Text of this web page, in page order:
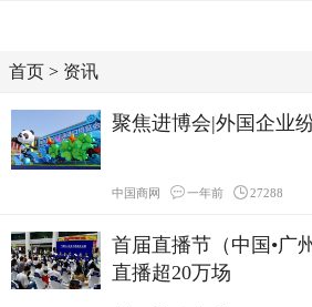
首页 > 资讯
聚焦进博会|外国企业
中国商网 一年前 27288
首届直播节（中国•广
直播超20万场